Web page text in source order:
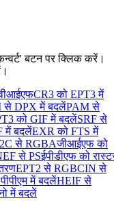
बटन पर क्लिक करें।
CR3 को EPT3 में
से DPX में बदलेंPAM से
को GIF में बदलेंSRF से
में बदलेंEXR को FTS में
से RGBAजीआईएफ को
से PSईपीडीएफ को
EPT2 से RGBCIN से
में बदलेंHEIF से
में बदलें